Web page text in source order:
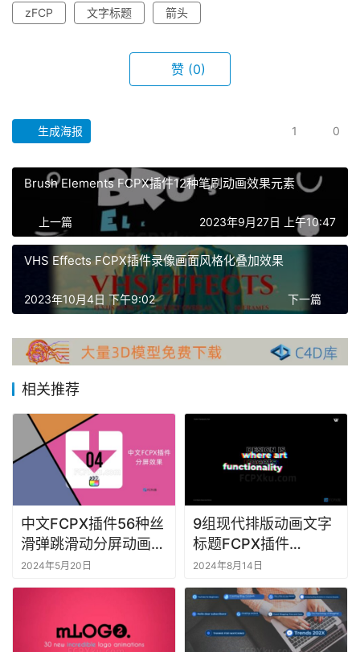
插
件
X
件
库
工
具
zFCP 文字标题 箭头
赞 (0)
生成海报 1 0
Brush Elements FCPX插件12种笔刷动画效果元素
上一篇 2023年9月27日 上午10:47
VHS Effects FCPX插件录像画面风格化叠加效果
下一篇
2023年10月4日 下午9:02
相关推荐
中文FCPX插件56种丝
滑弹跳滑动分屏动画展
示视频拼贴效果预设
2024年5月20日
9组现代排版动画文字
标题FCPX插件
Modern Typography
2024年8月14日